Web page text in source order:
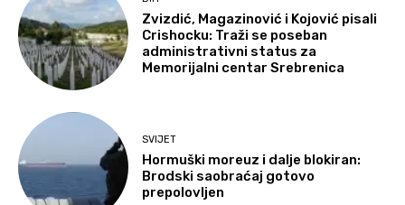
Zvizdić, Magazinović i Kojović pisali
Crishocku: Traži se poseban
administrativni status za
Memorijalni centar Srebrenica
SVIJET
Hormuški moreuz i dalje blokiran:
Brodski saobraćaj gotovo
prepolovljen